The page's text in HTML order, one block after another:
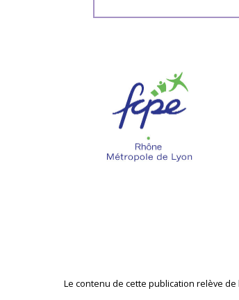
Le contenu de cette publication relève